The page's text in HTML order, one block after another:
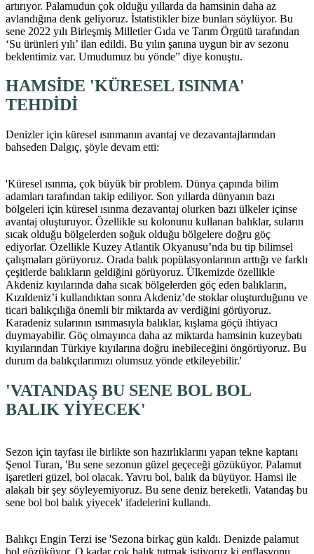
artırıyor. Palamudun çok olduğu yıllarda da hamsinin daha az
avlandığına denk geliyoruz. İstatistikler bize bunları söylüyor. Bu
sene 2022 yılı Birleşmiş Milletler Gıda ve Tarım Örgütü tarafından
‘Su ürünleri yılı’ ilan edildi. Bu yılın şanına uygun bir av sezonu
beklentimiz var. Umudumuz bu yönde” diye konuştu.
HAMSİDE 'KÜRESEL ISINMA'
TEHDİDİ
Denizler için küresel ısınmanın avantaj ve dezavantajlarından
bahseden Dalgıç, şöyle devam etti:
'Küresel ısınma, çok büyük bir problem. Dünya çapında bilim
adamları tarafından takip ediliyor. Son yıllarda dünyanın bazı
bölgeleri için küresel ısınma dezavantaj olurken bazı ülkeler içinse
avantaj oluşturuyor. Özellikle su kolonunu kullanan balıklar, suların
sıcak olduğu bölgelerden soğuk olduğu bölgelere doğru göç
ediyorlar. Özellikle Kuzey Atlantik Okyanusu’nda bu tip bilimsel
çalışmaları görüyoruz. Orada balık popülasyonlarının arttığı ve farklı
çeşitlerde balıkların geldiğini görüyoruz. Ülkemizde özellikle
Akdeniz kıyılarında daha sıcak bölgelerden göç eden balıkların,
Kızıldeniz’i kullandıktan sonra Akdeniz’de stoklar oluşturduğunu ve
ticari balıkçılığa önemli bir miktarda av verdiğini görüyoruz.
Karadeniz sularının ısınmasıyla balıklar, kışlama göçü ihtiyacı
duymayabilir. Göç olmayınca daha az miktarda hamsinin kuzeybatı
kıyılarından Türkiye kıyılarına doğru inebileceğini öngörüyoruz. Bu
durum da balıkçılarımızı olumsuz yönde etkileyebilir.'
'VATANDAŞ BU SENE BOL BOL
BALIK YİYECEK'
Sezon için tayfası ile birlikte son hazırlıklarını yapan tekne kaptanı
Şenol Turan, 'Bu sene sezonun güzel geçeceği gözüküyor. Palamut
işaretleri güzel, bol olacak. Yavru bol, balık da büyüyor. Hamsi ile
alakalı bir şey söyleyemiyoruz. Bu sene deniz bereketli. Vatandaş bu
sene bol bol balık yiyecek' ifadelerini kullandı.
Balıkçı Engin Terzi ise 'Sezona birkaç gün kaldı. Denizde palamut